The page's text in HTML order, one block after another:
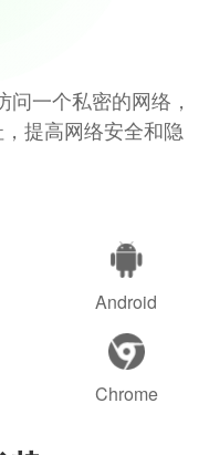
一个私密的网络，
提高网络安全和隐
Android
Chrome